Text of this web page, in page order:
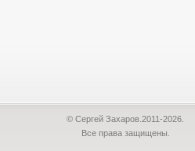
© Сергей Захаров.2011-2026.
Все права защищены.